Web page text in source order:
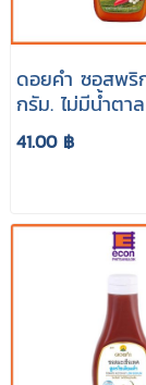
ดอยคำ ซอสพ
กรัม. ไม่มีน้ำตา
41.00 ฿